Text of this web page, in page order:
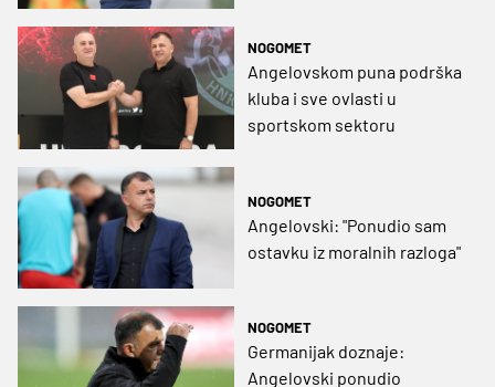
NOGOMET
Angelovskom puna podrška
kluba i sve ovlasti u
sportskom sektoru
NOGOMET
Angelovski: "Ponudio sam
ostavku iz moralnih razloga"
NOGOMET
Germanijak doznaje:
Angelovski ponudio